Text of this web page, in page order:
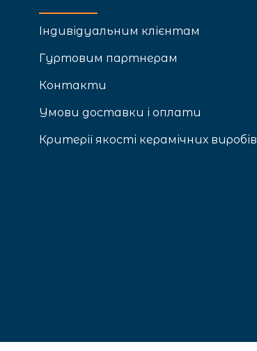
Індивідуальним клієнтам
Гуртовим партнерам
Контакти
Умови доставки і оплати
Критерії якості керамічних виробів